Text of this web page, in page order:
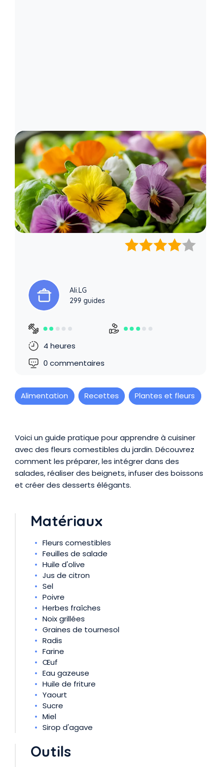
Image
Ali.LG
299 guides
4 heures
0 commentaires
Alimentation Recettes Plantes et fleurs
Présentation
Voici un guide pratique pour apprendre à cuisiner
avec des fleurs comestibles du jardin. Découvrez
comment les préparer, les intégrer dans des
salades, réaliser des beignets, infuser des boissons
et créer des desserts élégants.
Matériaux
Fleurs comestibles
Feuilles de salade
Huile d'olive
Jus de citron
Sel
Poivre
Herbes fraîches
Noix grillées
Graines de tournesol
Radis
Farine
Œuf
Eau gazeuse
Huile de friture
Yaourt
Sucre
Miel
Sirop d'agave
Outils